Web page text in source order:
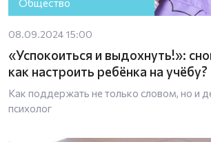
Общество
08.09.2024 15:00
«Успокоиться и выдохнуть!»:
как настроить ребёнка на учёбу?
Как поддержать не только словом, но и
психолог